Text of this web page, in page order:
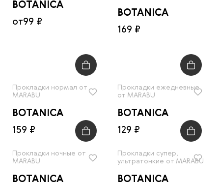
BOTANICA
от99 ₽
BOTANICA
169 ₽
Прокладки нормал от
MARABU
BOTANICA
159 ₽
Прокладки ежедневные
от MARABU
BOTANICA
129 ₽
Прокладки ночные от
MARABU
BOTANICA
Прокладки супер,
ультратонкие от MARABU
BOTANICA